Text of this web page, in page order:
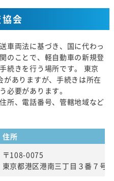
会
車両法に基づき、国に代わっ
のことで、軽自動車の新規登
続きを行う場所です。 東京
ありますが、手続きは所在
必要があります。
所、電話番号、管轄地域など
住所
〒108-0075
東京都港区港南三丁目３番７号